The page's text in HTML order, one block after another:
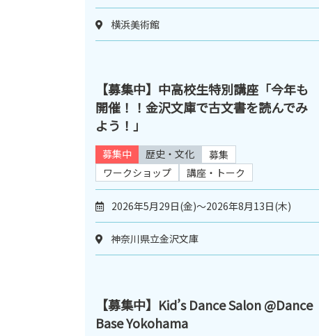
横浜美術館
【募集中】中高校生特別講座「今年も
開催！！金沢文庫で古文書を読んでみ
よう！」
募集中 歴史・文化
募集
ワークショップ
講座・トーク
2026年5月29日(金)～2026年8月13日(木)
神奈川県立金沢文庫
【募集中】Kid’s Dance Salon @Dance
Base Yokohama